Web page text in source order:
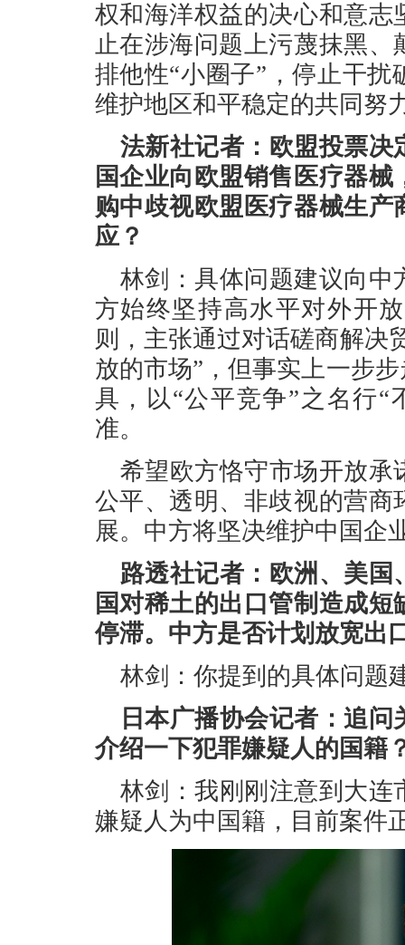
权和海洋权益的决心和意
止在涉海问题上污蔑抹黑
排他性“小圈子”，停止干
维护地区和平稳定的共同努
法新社记者：欧盟投票
国企业向欧盟销售医疗器
购中歧视欧盟医疗器械生
应？
林剑：具体问题建议向
方始终坚持高水平对外开
则，主张通过对话磋商解决
放的市场”，但事实上一步
具，以“公平竞争”之名行
准。
希望欧方恪守市场开放
公平、透明、非歧视的营
展。中方将坚决维护中国企
路透社记者：欧洲、美
国对稀土的出口管制造成
停滞。中方是否计划放宽出
林剑：你提到的具体问题
日本广播协会记者：追
介绍一下犯罪嫌疑人的国籍
林剑：我刚刚注意到大
嫌疑人为中国籍，目前案件